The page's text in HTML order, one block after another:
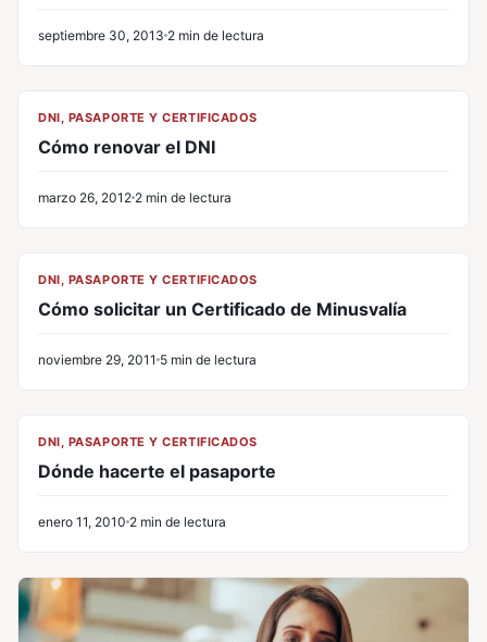
septiembre 30, 2013 2 min de lectura
DNI, PASAPORTE Y CERTIFICADOS
Cómo renovar el DNI
marzo 26, 2012 2 min de lectura
DNI, PASAPORTE Y CERTIFICADOS
Cómo solicitar un Certificado de Minusvalía
noviembre 29, 2011 5 min de lectura
DNI, PASAPORTE Y CERTIFICADOS
Dónde hacerte el pasaporte
enero 11, 2010 2 min de lectura